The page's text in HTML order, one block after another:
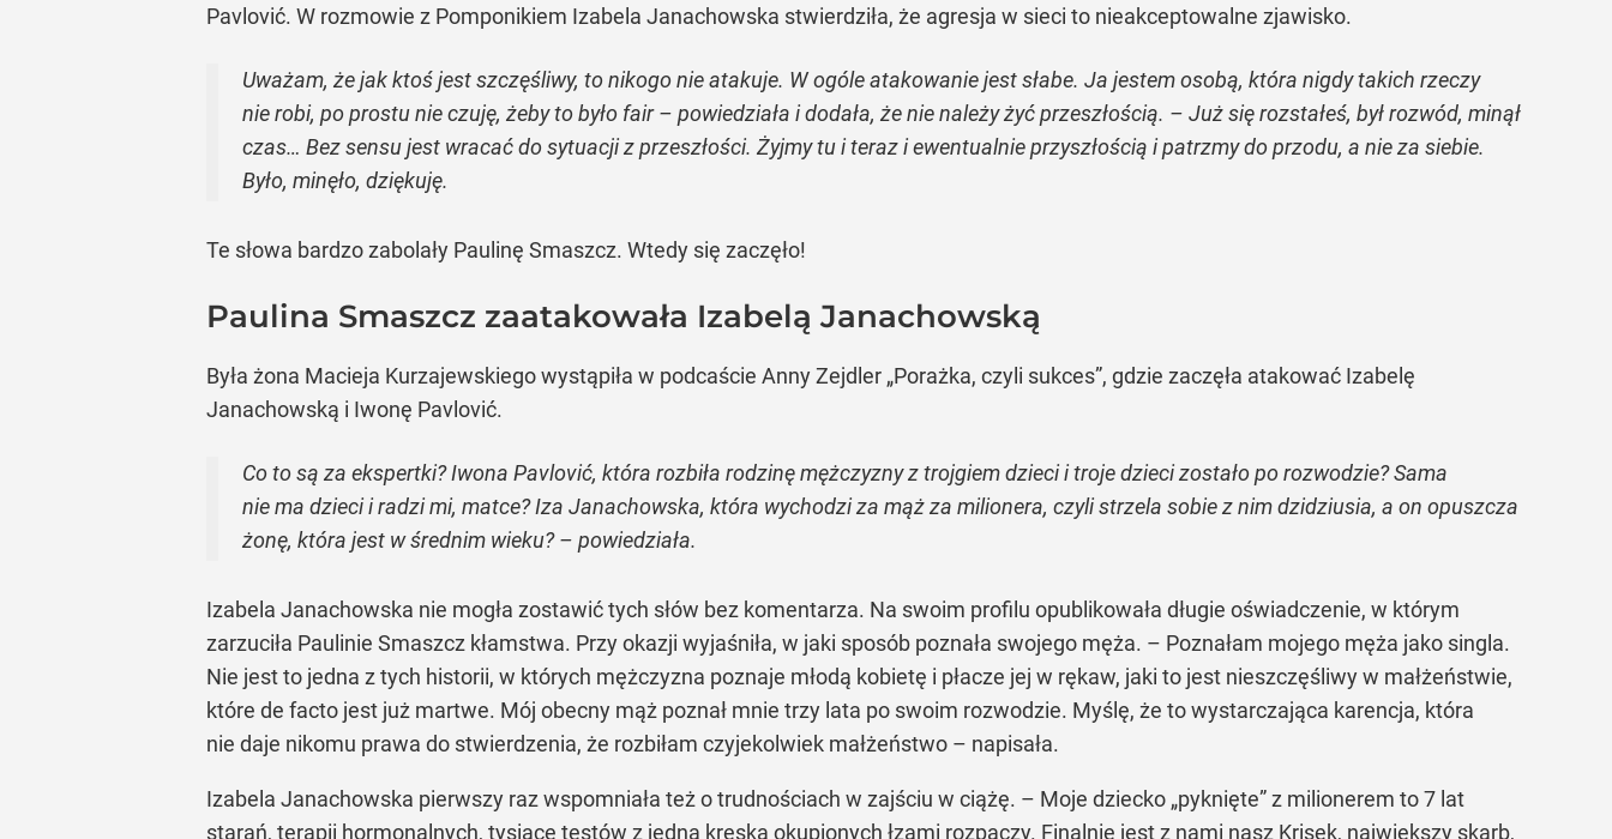
Pavlović. W rozmowie z Pomponikiem Izabela Janachowska stwierdziła, że agresja w sieci to nieakceptowalne zjawisko.
Uważam, że jak ktoś jest szczęśliwy, to nikogo nie atakuje. W ogóle atakowanie jest słabe. Ja jestem osobą, która nigdy takich rzeczy
nie robi, po prostu nie czuję, żeby to było fair – powiedziała i dodała, że nie należy żyć przeszłością. – Już się rozstałeś, był rozwód, minął
czas… Bez sensu jest wracać do sytuacji z przeszłości. Żyjmy tu i teraz i ewentualnie przyszłością i patrzmy do przodu, a nie za siebie.
Było, minęło, dziękuję.
Te słowa bardzo zabolały Paulinę Smaszcz. Wtedy się zaczęło!
Paulina Smaszcz zaatakowała Izabelą Janachowską
Była żona Macieja Kurzajewskiego wystąpiła w podcaście Anny Zejdler „Porażka, czyli sukces”, gdzie zaczęła atakować Izabelę
Janachowską i Iwonę Pavlović.
Co to są za ekspertki? Iwona Pavlović, która rozbiła rodzinę mężczyzny z trojgiem dzieci i troje dzieci zostało po rozwodzie? Sama
nie ma dzieci i radzi mi, matce? Iza Janachowska, która wychodzi za mąż za milionera, czyli strzela sobie z nim dzidziusia, a on opuszcza
żonę, która jest w średnim wieku? – powiedziała.
Izabela Janachowska nie mogła zostawić tych słów bez komentarza. Na swoim profilu opublikowała długie oświadczenie, w którym
zarzuciła Paulinie Smaszcz kłamstwa. Przy okazji wyjaśniła, w jaki sposób poznała swojego męża. – Poznałam mojego męża jako singla.
Nie jest to jedna z tych historii, w których mężczyzna poznaje młodą kobietę i płacze jej w rękaw, jaki to jest nieszczęśliwy w małżeństwie,
które de facto jest już martwe. Mój obecny mąż poznał mnie trzy lata po swoim rozwodzie. Myślę, że to wystarczająca karencja, która
nie daje nikomu prawa do stwierdzenia, że rozbiłam czyjekolwiek małżeństwo – napisała.
Izabela Janachowska pierwszy raz wspomniała też o trudnościach w zajściu w ciążę. – Moje dziecko „pyknięte” z milionerem to 7 lat
starań, terapii hormonalnych, tysiące testów z jedną kreską okupionych łzami rozpaczy. Finalnie jest z nami nasz Krisek, największy skarb,